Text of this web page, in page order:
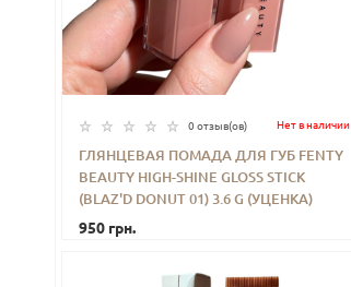
0 отзыв(ов) Нет в наличии
ГЛЯНЦЕВАЯ ПОМАДА ДЛЯ ГУБ FENTY
BEAUTY HIGH-SHINE GLOSS STICK
(BLAZ'D DONUT 01) 3.6 G (УЦЕНКА)
950 грн.
- + КУПИТЬ